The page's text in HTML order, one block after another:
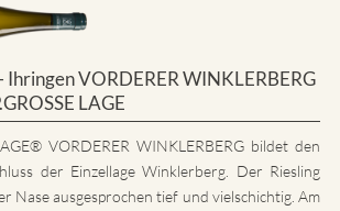
VORDERER WINKLERBERG
LAGE
VORDERER WINKLERBERG bildet den
der Einzellage Winklerberg. Der Riesling
Nase ausgesprochen tief und vielschichtig. Am